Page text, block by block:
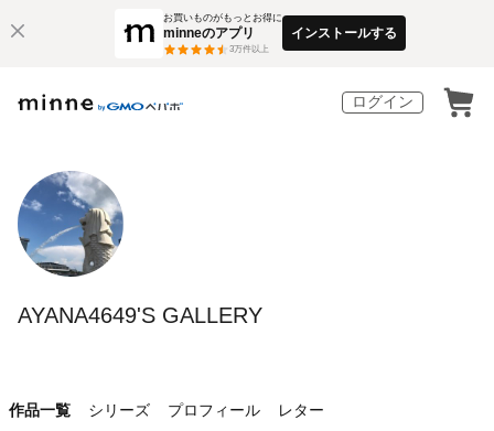
お買いものがもっとお得に
minneのアプリ
3万件以上
インストールする
ログイン
AYANA4649'S GALLERY
作品一覧 シリーズ プロフィール レター